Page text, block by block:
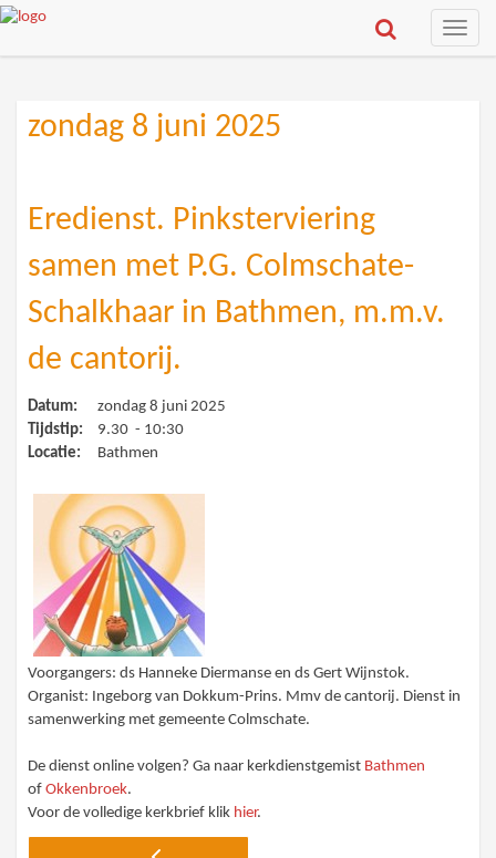
Toggle
zondag 8 juni 2025
Eredienst. Pinksterviering
samen met P.G. Colmschate-
Schalkhaar in Bathmen, m.m.v.
de cantorij.
Datum:
zondag 8 juni 2025
Tijdstip:
9.30 - 10:30
Locatie:
Bathmen
Voorgangers: ds Hanneke Diermanse en ds Gert Wijnstok.
Organist: Ingeborg van Dokkum-Prins. Mmv de cantorij. Dienst in
samenwerking met gemeente Colmschate.
De dienst online volgen? Ga naar kerkdienstgemist Bathmen
ofOkkenbroek.
Voor de volledige kerkbrief klik hier.